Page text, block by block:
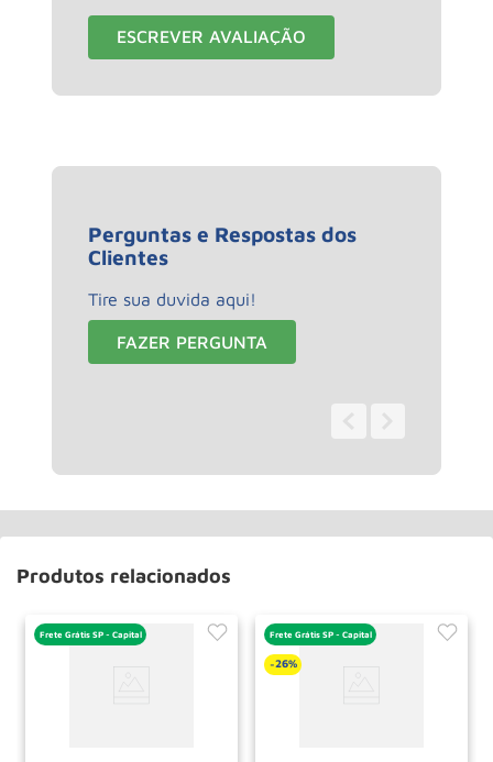
ESCREVER AVALIAÇÃO
Perguntas e Respostas dos
Clientes
Tire sua duvida aqui!
FAZER PERGUNTA
Produtos relacionados
Frete Grátis SP - Capital Frete Grátis SP - Capital
-26%